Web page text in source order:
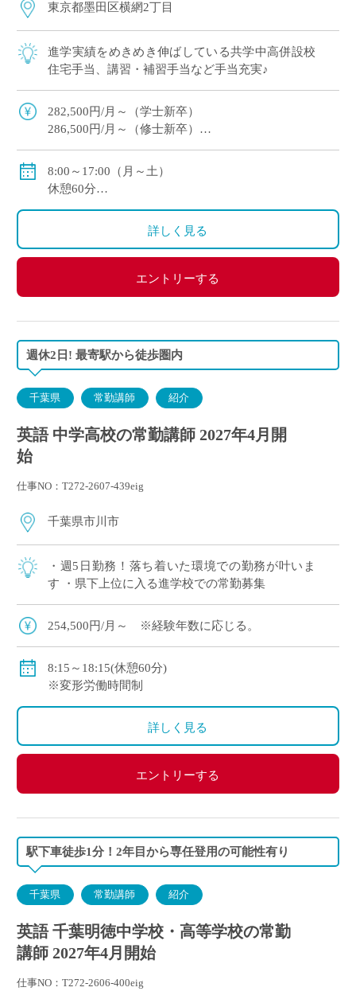
東京都墨田区横網2丁目
進学実績をめきめき伸ばしている共学中高併設校
住宅手当、講習・補習手当など手当充実♪
282,500円/月～（学士新卒）
286,500円/月～（修士新卒）
賞与年2回（実績/年間5.2ヶ月+100,000円※新規採用者/
年間3.53ヶ月）
8:00～17:00（月～土）
休憩60分
詳しく見る
エントリーする
週休2日! 最寄駅から徒歩圏内
千葉県 常勤講師 紹介
英語 中学高校の常勤講師 2027年4月開
始
仕事NO：T272-2607-439eig
千葉県市川市
・週5日勤務！落ち着いた環境での勤務が叶いま
す ・県下上位に入る進学校での常勤募集
254,500円/月～ ※経験年数に応じる。
8:15～18:15(休憩60分)
※変形労働時間制
詳しく見る
エントリーする
駅下車徒歩1分！2年目から専任登用の可能性有り
千葉県 常勤講師 紹介
英語 千葉明徳中学校・高等学校の常勤
講師 2027年4月開始
仕事NO：T272-2606-400eig